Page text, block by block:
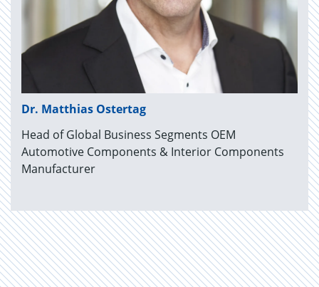
Dr. Matthias Ostertag
Head of Global Business Segments OEM
Automotive Components & Interior Components
Manufacturer